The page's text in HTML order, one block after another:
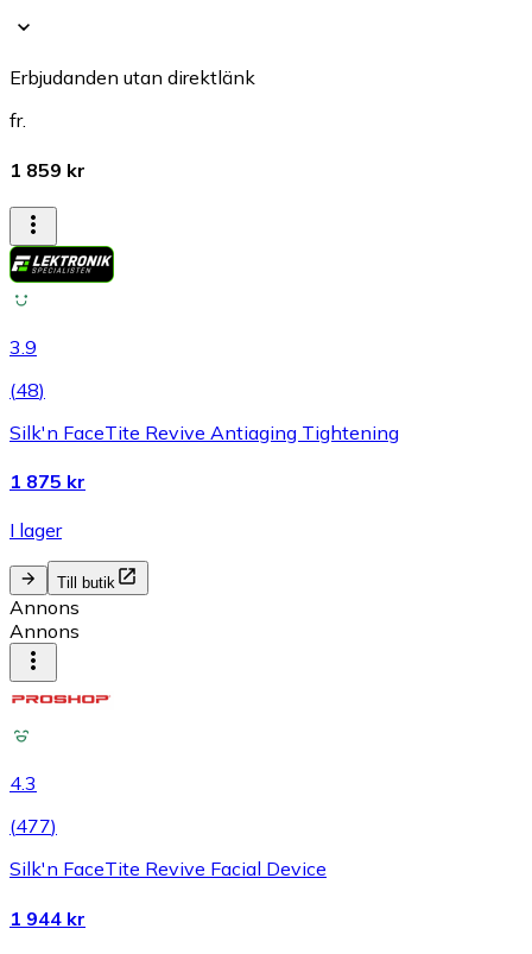
Erbjudanden utan direktlänk
fr.
1 859 kr
3.9
(48)
Silk'n FaceTite Revive Antiaging Tightening
1 875 kr
I lager
Till butik
Annons
Annons
4.3
(477)
Silk'n FaceTite Revive Facial Device
1 944 kr